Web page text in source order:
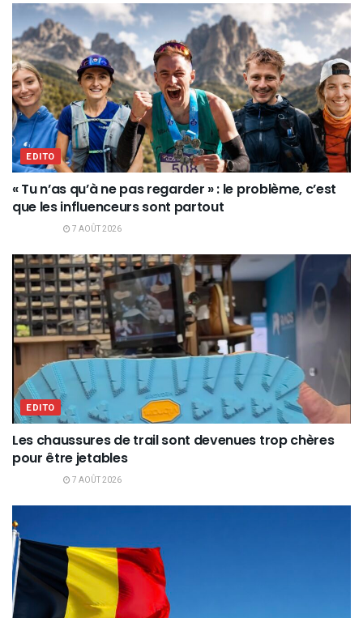
EDITO
« Tu n’as qu’à ne pas regarder » : le problème, c’est
que les influenceurs sont partout
7 AOÛT 2026
EDITO
Les chaussures de trail sont devenues trop chères
pour être jetables
7 AOÛT 2026